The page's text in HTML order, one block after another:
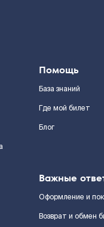
Помощь
База знаний
Где мой билет
Блог
Важные
Оформление и
Возврат и обмен